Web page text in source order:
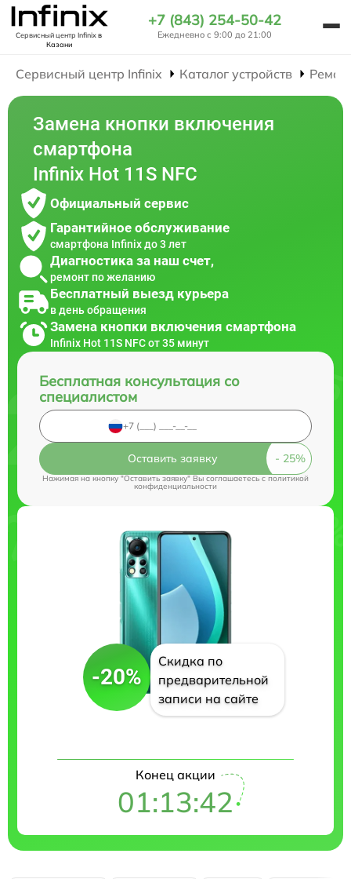
Сервисный центр Infinixв
Казани
+7 (843) 254-50-42
Ежедневно с 9:00 до 21:00
Сервисный центр Infinix Каталог устройств
Замена кнопки включения
смартфона
Infinix Hot 11S NFC
Официальный сервис
Гарантийное обслуживание
смартфона Infinix до 3 лет
Диагностика за наш счет,
ремонт по желанию
Бесплатный выезд курьера
в день обращения
Замена кнопки включения смартфона
Infinix Hot 11S NFC от 35 минут
Бесплатная консультация со
специалистом
Оставить заявку
Нажимая на кнопку "Оставить заявку" Вы соглашаетесь cполитикой
конфиденциальности
-20%
Скидка по
предварительной
записи на сайте
Конец акции
01:13:41